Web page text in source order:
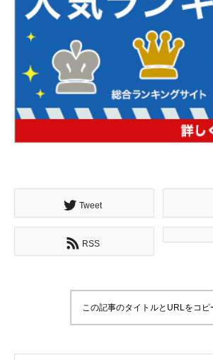
Tweet
RSS
この記事のタイトルとURLをコピ